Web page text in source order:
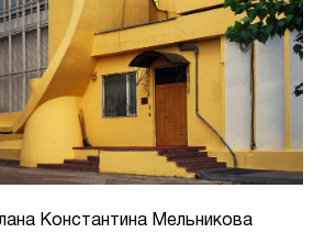
Константина Мельникова